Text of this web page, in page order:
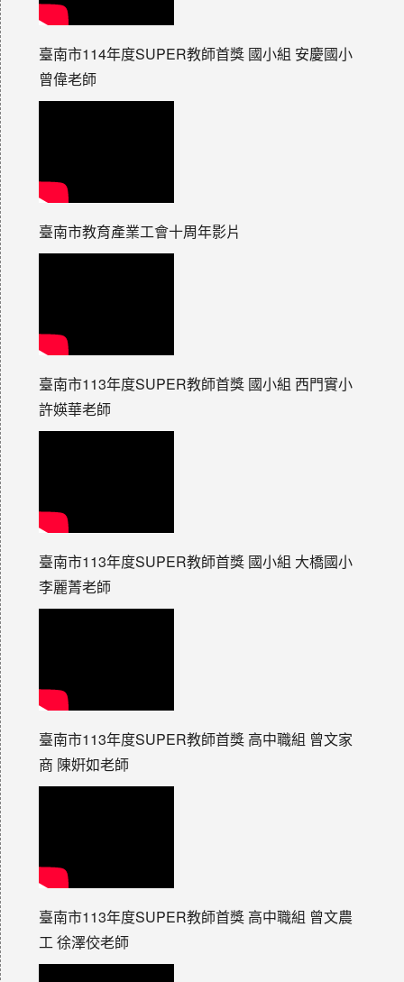
臺南市114年度SUPER教師首獎 國小組 安慶國小
曾偉老師
臺南市教育產業工會十周年影片
臺南市113年度SUPER教師首獎 國小組 西門實小
許媖華老師
臺南市113年度SUPER教師首獎 國小組 大橋國小
李麗菁老師
臺南市113年度SUPER教師首獎 高中職組 曾文家
商 陳姸如老師
臺南市113年度SUPER教師首獎 高中職組 曾文農
工 徐澤佼老師